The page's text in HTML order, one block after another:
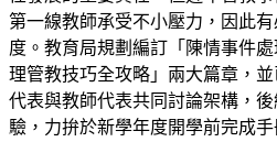
第一線教師承受不小壓力，因此
度。教育局規劃編訂「陳情事件
理管教技巧全攻略」兩大篇章，
代表與教師代表共同討論架構，
驗，力拚於新學年度開學前完成